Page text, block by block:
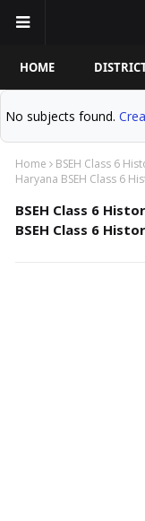
HOME
No subjects found.
Home BSEH Class 6
Haryana BSEH Class 6
BSEH Class 6
BSEH Class 6